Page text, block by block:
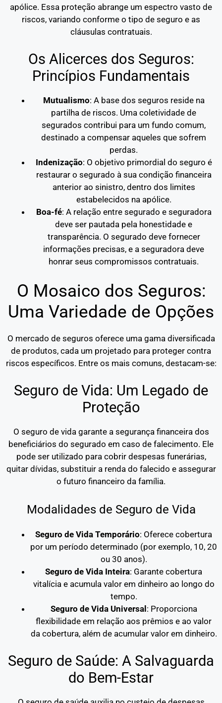
apólice. Essa proteção abrange um espectro vasto de
riscos, variando conforme o tipo de seguro e as
cláusulas contratuais.
Os Alicerces dos Seguros:
Princípios Fundamentais
Mutualismo: A base dos seguros reside na
partilha de riscos. Uma coletividade de
segurados contribui para um fundo comum,
destinado a compensar aqueles que sofrem
perdas.
Indenização: O objetivo primordial do seguro é
restaurar o segurado à sua condição financeira
anterior ao sinistro, dentro dos limites
estabelecidos na apólice.
Boa-fé: A relação entre segurado e seguradora
deve ser pautada pela honestidade e
transparência. O segurado deve fornecer
informações precisas, e a seguradora deve
honrar seus compromissos contratuais.
O Mosaico dos Seguros:
Uma Variedade de Opções
O mercado de seguros oferece uma gama diversificada
de produtos, cada um projetado para proteger contra
riscos específicos. Entre os mais comuns, destacam-se:
Seguro de Vida: Um Legado de
Proteção
O seguro de vida garante a segurança financeira dos
beneficiários do segurado em caso de falecimento. Ele
pode ser utilizado para cobrir despesas funerárias,
quitar dívidas, substituir a renda do falecido e assegurar
o futuro financeiro da família.
Modalidades de Seguro de Vida
Seguro de Vida Temporário: Oferece cobertura
por um período determinado (por exemplo, 10, 20
ou 30 anos).
Seguro de Vida Inteira: Garante cobertura
vitalícia e acumula valor em dinheiro ao longo do
tempo.
Seguro de Vida Universal: Proporciona
flexibilidade em relação aos prêmios e ao valor
da cobertura, além de acumular valor em dinheiro.
Seguro de Saúde: A Salvaguarda
do Bem-Estar